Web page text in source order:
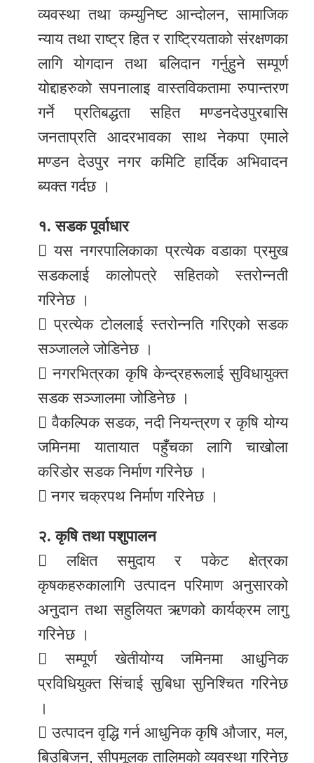
व्यवस्था तथा कम्युनिष्ट आन्दोलन, सामाजिक
न्याय तथा राष्ट्र हित र राष्ट्रियताको संरक्षणका
लागि योगदान तथा बलिदान गर्नुहुने सम्पूर्ण
योद्दाहरुको सपनालाइ वास्तविकतामा रुपान्तरण
गर्ने प्रतिबद्धता सहित मण्डनदेउपुरबासि
जनताप्रति आदरभावका साथ नेकपा एमाले
मण्डन देउपुर नगर कमिटि हार्दिक अभिवादन
ब्यक्त गर्दछ ।
१. सडक पूर्वाधार
 यस नगरपालिकाका प्रत्येक वडाका प्रमुख
सडकलाई कालोपत्रे सहितको स्तरोन्नती
गरिनेछ ।
 प्रत्येक टोललाई स्तरोन्नति गरिएको सडक
सञ्जालले जोडिनेछ ।
 नगरभित्रका कृषि केन्द्रहरूलाई सुविधायुक्त
सडक सञ्जालमा जोडिनेछ ।
 वैकल्पिक सडक, नदी नियन्त्रण र कृषि योग्य
जमिनमा यातायात पहुँचका लागि चाखोला
करिडोर सडक निर्माण गरिनेछ ।
 नगर चक्रपथ निर्माण गरिनेछ ।
२. कृषि तथा पशुपालन
 लक्षित समुदाय र पकेट क्षेत्रका
कृषकहरुकालागि उत्पादन परिमाण अनुसारको
अनुदान तथा सहुलियत ऋणको कार्यक्रम लागु
गरिनेछ ।
 सम्पूर्ण खेतीयोग्य जमिनमा आधुनिक
प्रविधियुक्त सिंचाई सुबिधा सुनिश्चित गरिनेछ
।
 उत्पादन वृद्धि गर्न आधुनिक कृषि औजार, मल,
बिउबिजन, सीपमूलक तालिमको व्यवस्था गरिनेछ